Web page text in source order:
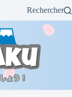
Rechercher